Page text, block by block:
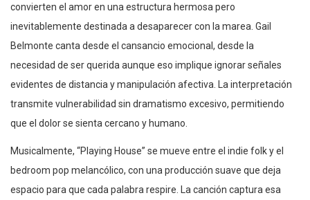
convierten el amor en una estructura hermosa pero
inevitablemente destinada a desaparecer con la marea. Gail
Belmonte canta desde el cansancio emocional, desde la
necesidad de ser querida aunque eso implique ignorar señales
evidentes de distancia y manipulación afectiva. La interpretación
transmite vulnerabilidad sin dramatismo excesivo, permitiendo
que el dolor se sienta cercano y humano.
Musicalmente, “Playing House” se mueve entre el indie folk y el
bedroom pop melancólico, con una producción suave que deja
espacio para que cada palabra respire. La canción captura esa